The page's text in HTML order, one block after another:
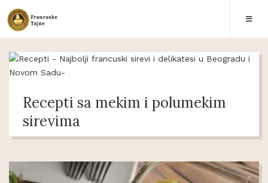
Recepti sa mekim i polumekim
sirevima